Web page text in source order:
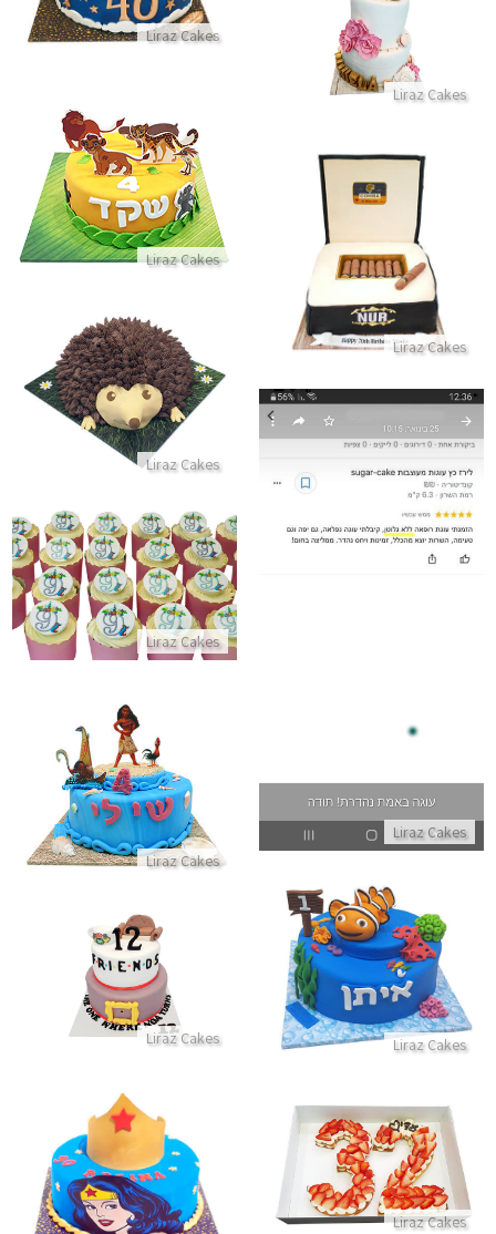
Liraz Cakes
Liraz Cakes
עוגה בקומות מעוצבת עם פרחים
התקשר/י
Liraz Cakes
עוגת מלך האריות ומשמר האריות
התקשר/י
Liraz Cakes
עוגת סיגרים מבצק סוכר לגבר
התקשר/י
Liraz Cakes
עוגת חיות קיפוד תלת מימד
התקשר/י
Liraz Cakes
ביקורות מלקוחות לעוגה נפלאה ללא גלוטן
Liraz Cakes
קאפקייקס חד קרן
התקשר/י
Liraz Cakes
עוגת מואנה
התקשר/י
Liraz Cakes
עוגת מוצאים את נמו לגיל שנה
התקשר/י
Liraz Cakes
עוגת קומות חברים מבצק סוכר FRIENDS
התקשר/י
עוגת וונדר וומן לאשה מדהימה
התקשר/י
Liraz Cakes
עוגת מספרים ותותים
התקשר/י